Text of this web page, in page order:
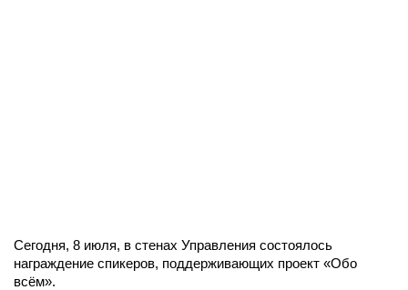
Сегодня, 8 июля, в стенах Управления состоялось
награждение спикеров, поддерживающих проект «Обо
всём».